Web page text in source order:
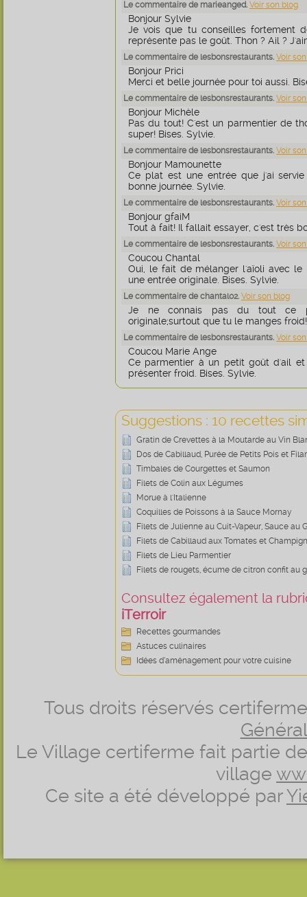
Le commentaire de marieanged. Voir son blog
Bonjour Sylvie
Je vois que tu conseilles fortement
représente pas le goût. Thon ? Ail ?
Le commentaire de lesbonsrestaurants. Voir
Bonjour Prici
Merci et belle journée pour toi aussi.
Le commentaire de lesbonsrestaurants. Voir
Bonjour Michèle
Pas du tout! C'est un parmentier de
super! Bises. Sylvie.
Le commentaire de lesbonsrestaurants. Voir
Bonjour Mamounette
Ce plat est une entrée que j'ai
bonne journée. Sylvie.
Le commentaire de lesbonsrestaurants. Voir
Bonjour gfaiM
Tout à fait! Il fallait essayer, c'est très
Le commentaire de lesbonsrestaurants. Voir
Coucou Chantal
Oui, le fait de mélanger l'aïoli avec le
une entrée originale. Bises. Sylvie.
Le commentaire de chantal02. Voir son blog
Je ne connais pas du tout ce
originale;surtout que tu le manges
Le commentaire de lesbonsrestaurants. Voir
Coucou Marie Ange
Ce parmentier à un petit goût d'ail
présenter froid. Bises. Sylvie.
Suggestions : 10 recettes
Gratin de Crevettes à la Moutarde au Vin
Dos de Cabillaud, Purée de Petits Pois et
Timbales de Courgettes et Saumon
Filets de Colin aux Légumes
Morue à l'Italienne
Coquilles de Poissons à la Sauce Mornay
Filets de Julienne au Cuit-Vapeur, Sauce au
Filets de Cabillaud aux Tomates et
Filets de Lieu Parmentier
Filets de rougets, écume de citron confit au
Consultez également la
iTerroir
Recettes gourmandes
Astuces culinaires
Idées d’aménagement pour votre cuisine
Tous droits réservés
Le Village certiferme fait partie
village
Ce site a été développé par